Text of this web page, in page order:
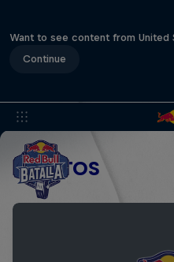
Want to see content from United
Continue
EVENTOS